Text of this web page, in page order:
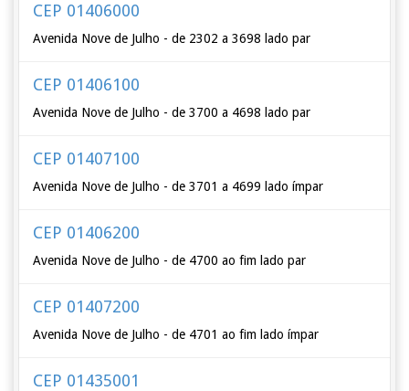
CEP 01406000
Avenida Nove de Julho - de 2302 a 3698 lado par
CEP 01406100
Avenida Nove de Julho - de 3700 a 4698 lado par
CEP 01407100
Avenida Nove de Julho - de 3701 a 4699 lado ímpar
CEP 01406200
Avenida Nove de Julho - de 4700 ao fim lado par
CEP 01407200
Avenida Nove de Julho - de 4701 ao fim lado ímpar
CEP 01435001